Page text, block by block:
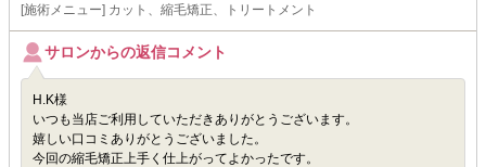
[施術メニュー] カット、縮毛矯正、トリートメント
サロンからの返信コメント
H.K様
いつも当店ご利用していただきありがとうございます。
嬉しい口コミありがとうございました。
今回の縮毛矯正上手く仕上がってよかったです。